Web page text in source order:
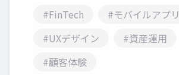
#FinTech
#モバイルアプリ
#UXデザイン
#資産運用
#顧客体験